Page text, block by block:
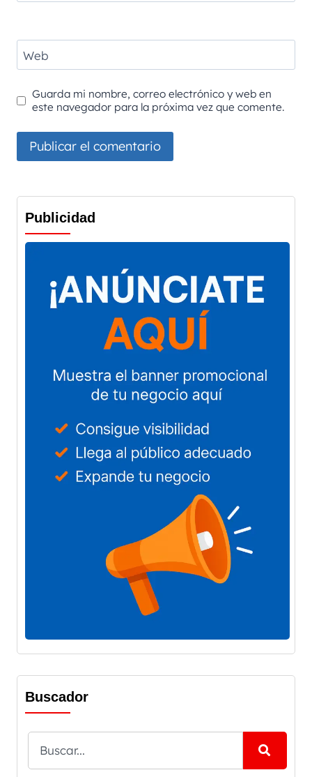
Web
Guarda mi nombre, correo electrónico y web en
este navegador para la próxima vez que comente.
Publicidad
Buscador